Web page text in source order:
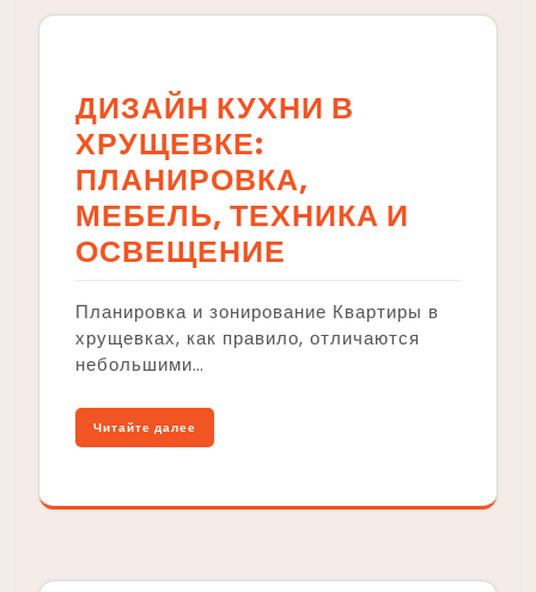
ДИЗАЙН КУХНИ В
ХРУЩЕВКЕ:
ПЛАНИРОВКА,
МЕБЕЛЬ, ТЕХНИКА И
ОСВЕЩЕНИЕ
Планировка и зонирование Квартиры в
хрущевках, как правило, отличаются
небольшими…
Читайте далее